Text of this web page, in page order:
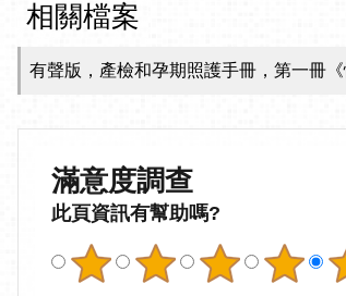
相關檔案
有聲版，產檢和孕期照護手冊，第一冊《
滿意度調查
此頁資訊有幫助嗎?